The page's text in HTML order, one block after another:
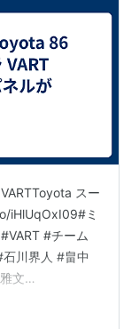
スー
iHlUqOxI09#ミ
#チーム
川界人 #畠中
文
えっと、…何で